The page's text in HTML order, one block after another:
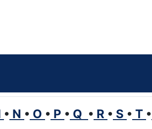
• N • O • P • Q • R • S • T •